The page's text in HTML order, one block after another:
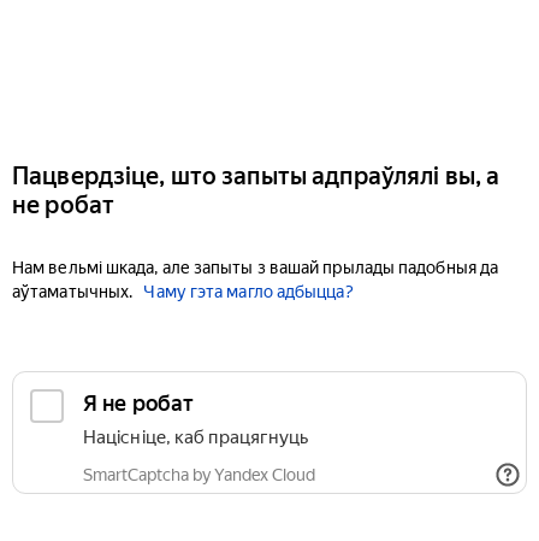
Пацвердзіце, што запыты адпраўлялі вы, а
не робат
Нам вельмі шкада, але запыты з вашай прылады падобныя да
аўтаматычных.
Чаму гэта магло адбыцца?
Я не робат
Націсніце, каб працягнуць
SmartCaptcha by Yandex Cloud